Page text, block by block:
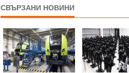
СВЪРЗАНИ НОВИНИ